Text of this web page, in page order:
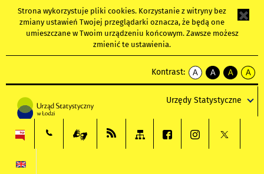
Strona wykorzystuje pliki cookies. Korzystanie z witryny bez
zmiany ustawień Twojej przeglądarki oznacza, że będą one
umieszczane w Twoim urządzeniu końcowym. Zawsze możesz
zmienić te ustawienia.
Kontrast:
A
kontrast
A
kontrast
tekst
czarnym
A
kontrast
tekst
czarnym
A
tekst
żółtym
Urzędy Statystyczne